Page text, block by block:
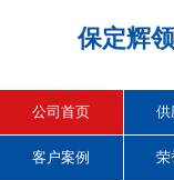
保定辉
公司首页 供
客户案例 荣